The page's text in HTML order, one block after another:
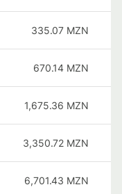
335.07 MZN
670.14 MZN
1,675.36 MZN
3,350.72 MZN
6,701.43 MZN